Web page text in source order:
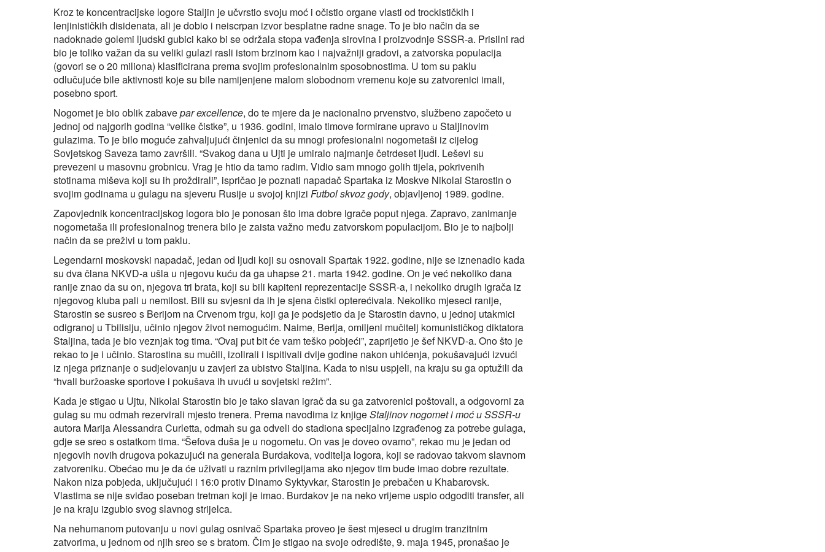
Kroz te koncentracijske logore Staljin je učvrstio svoju moć i očistio organe vlasti od trockističkih i
lenjinističkih disidenata, ali je dobio i neiscrpan izvor besplatne radne snage. To je bio način da se
nadoknade golemi ljudski gubici kako bi se održala stopa vađenja sirovina i proizvodnje SSSR‑a. Prisilni rad
bio je toliko važan da su veliki gulazi rasli istom brzinom kao i najvažniji gradovi, a zatvorska populacija
(govori se o 20 miliona) klasificirana prema svojim profesionalnim sposobnostima. U tom su paklu
odlučujuće bile aktivnosti koje su bile namijenjene malom slobodnom vremenu koje su zatvorenici imali,
posebno sport.
Nogomet je bio oblik zabavepar excellence, do te mjere da je nacionalno prvenstvo, službeno započeto u
jednoj od najgorih godina “velike čistke”, u 1936. godini, imalo timove formirane upravo u Staljinovim
gulazima. To je bilo moguće zahvaljujući činjenici da su mnogi profesionalni nogometaši iz cijelog
Sovjetskog Saveza tamo završili. “Svakog dana u Ujti je umiralo najmanje četrdeset ljudi. Leševi su
prevezeni u masovnu grobnicu. Vrag je htio da tamo radim. Vidio sam mnogo golih tijela, pokrivenih
stotinama miševa koji su ih proždirali”, ispričao je poznati napadač Spartaka iz Moskve Nikolai Starostin o
svojim godinama u gulagu na sjeveru Rusije u svojoj knjizi Futbol skvoz gody, objavljenoj 1989. godine.
Zapovjednik koncentracijskog logora bio je ponosan što ima dobre igrače poput njega. Zapravo, zanimanje
nogometaša ili profesionalnog trenera bilo je zaista važno među zatvorskom populacijom. Bio je to najbolji
način da se preživi u tom paklu.
Legendarni moskovski napadač, jedan od ljudi koji su osnovali Spartak 1922. godine, nije se iznenadio kada
su dva člana NKVD-a ušla u njegovu kuću da ga uhapse 21. marta 1942. godine. On je već nekoliko dana
ranije znao da su on, njegova tri brata, koji su bili kapiteni reprezentacije SSSR-a, i nekoliko drugih igrača iz
njegovog kluba pali u nemilost. Bili su svjesni da ih je sjena čistki opterećivala. Nekoliko mjeseci ranije,
Starostin se susreo s Berijom na Crvenom trgu, koji ga je podsjetio da je Starostin davno, u jednoj utakmici
odigranoj u Tbilisiju, učinio njegov život nemogućim. Naime, Berija, omiljeni mučitelj komunističkog diktatora
Staljina, tada je bio veznjak tog tima. “Ovaj put bit će vam teško pobjeći”, zaprijetio je šef NKVD-a. Ono što je
rekao to je i učinio. Starostina su mučili, izolirali i ispitivali dvije godine nakon uhićenja, pokušavajući izvući
iz njega priznanje o sudjelovanju u zavjeri za ubistvo Staljina. Kada to nisu uspjeli, na kraju su ga optužili da
“hvali buržoaske sportove i pokušava ih uvući u sovjetski režim”.
Kada je stigao u Ujtu, Nikolai Starostin bio je tako slavan igrač da su ga zatvorenici poštovali, a odgovorni za
gulag su mu odmah rezervirali mjesto trenera. Prema navodima iz knjigeStaljinov nogomet i moć u SSSR-u
autora Marija Alessandra Curletta, odmah su ga odveli do stadiona specijalno izgrađenog za potrebe gulaga,
gdje se sreo s ostatkom tima. “Šefova duša je u nogometu. On vas je doveo ovamo”, rekao mu je jedan od
njegovih novih drugova pokazujući na generala Burdakova, voditelja logora, koji se radovao takvom slavnom
zatvoreniku. Obećao mu je da će uživati u raznim privilegijama ​ako njegov tim bude imao dobre rezultate.
Nakon niza pobjeda, uključujući i 16:0 protiv Dinamo Syktyvkar, Starostin je prebačen u Khabarovsk.
Vlastima se nije sviđao poseban tretman koji je imao. Burdakov je na neko vrijeme uspio odgoditi transfer, ali
je na kraju izgubio svog slavnog strijelca.
Na nehumanom putovanju u novi gulag osnivač Spartaka proveo je šest mjeseci u drugim tranzitnim
zatvorima, u jednom od njih sreo se s bratom. Čim je stigao na svoje odredište, 9. maja 1945, pronašao je